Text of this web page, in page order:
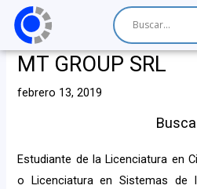
MT GROUP SRL
febrero 13, 2019
Busca
Estudiante de la Licenciatura en
o Licenciatura en Sistemas de